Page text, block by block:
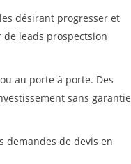
désirant progresser et
leads prospectsion
au porte à porte. Des
sans garantie
demandes de devis en